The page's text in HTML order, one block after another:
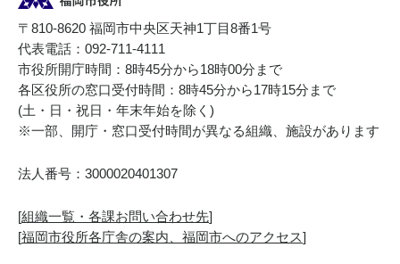
〒810-8620 福岡市中央区天神1丁目8番1号
代表電話：092-711-4111
市役所開庁時間：8時45分から18時00分まで
各区役所の窓口受付時間：8時45分から17時15分まで
(土・日・祝日・年末年始を除く)
※一部、開庁・窓口受付時間が異なる組織、施設があります
法人番号：3000020401307
[組織一覧・各課お問い合わせ先]
[福岡市役所各庁舎の案内、福岡市へのアクセス]